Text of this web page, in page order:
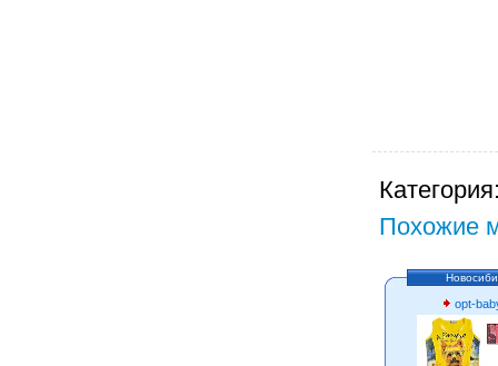
Похожие
opt-